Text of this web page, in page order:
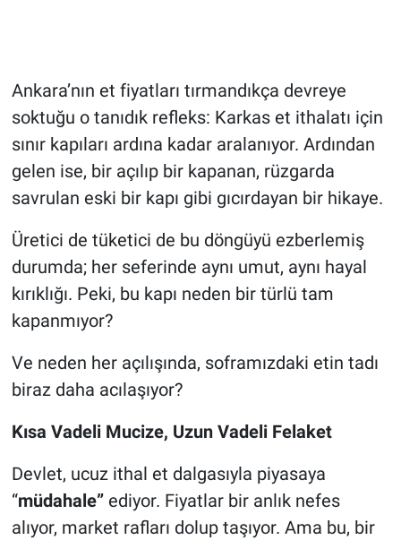
Ankara’nın et fiyatları tırmandıkça devreye
soktuğu o tanıdık refleks: Karkas et ithalatı için
sınır kapıları ardına kadar aralanıyor. Ardından
gelen ise, bir açılıp bir kapanan, rüzgarda
savrulan eski bir kapı gibi gıcırdayan bir hikaye.
Üretici de tüketici de bu döngüyü ezberlemiş
durumda; her seferinde aynı umut, aynı hayal
kırıklığı. Peki, bu kapı neden bir türlü tam
kapanmıyor?
Ve neden her açılışında, soframızdaki etin tadı
biraz daha acılaşıyor?
Kısa Vadeli Mucize, Uzun Vadeli Felaket
Devlet, ucuz ithal et dalgasıyla piyasaya
“müdahale”ediyor. Fiyatlar bir anlık nefes
alıyor, market rafları dolup taşıyor. Ama bu, bir